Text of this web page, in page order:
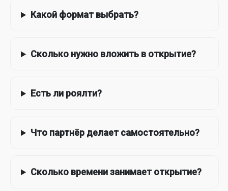
Какой формат выбрать?
Сколько нужно вложить в открытие?
Есть ли роялти?
Что партнёр делает самостоятельно?
Сколько времени занимает открытие?